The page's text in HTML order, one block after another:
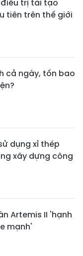
trị tái tạo
tiên trên thế giới
cả ngày, tốn bao
dụng xỉ thép
xây dựng công
Artemis II 'hạnh
mạnh'